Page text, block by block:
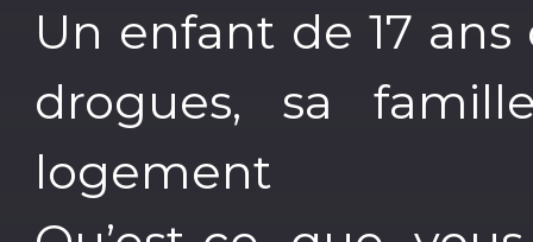
Un enfant de 17
drogues, sa
logement